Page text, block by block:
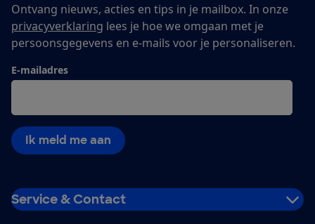
Ontvang nieuws, acties en tips in je mailbox. In onze
privacyverklaring lees je hoe we omgaan met je
persoonsgegevens en e-mails voor je personaliseren.
E-mailadres
Ik meld me aan
Service & Contact